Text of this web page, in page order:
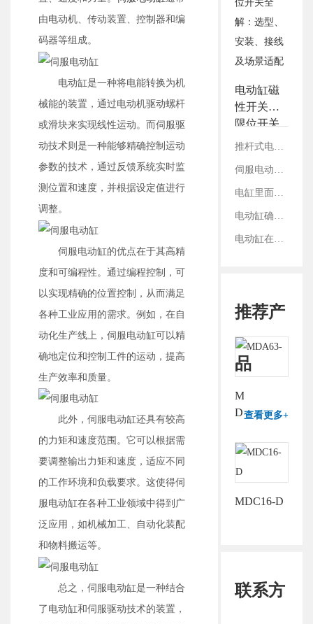
由电动机、传动装置、控制器和编
码器等组成。
电动缸是一种将电能转换为机
械能的装置，通过电动机驱动螺杆
或滑块来实现线性运动。而伺服驱
动技术则是一种能够精确控制运动
参数的技术，通过反馈系统实时监
测位置和速度，并根据设定值进行
调整。
伺服电动缸的优点在于其高精
度和可编程性。通过编程控制，可
以实现精确的位置控制，从而满足
各种工业应用的需求。例如，在自
动化生产线上，伺服电动缸可以精
确地定位和控制工件的运动，提高
生产效率和质量。
此外，伺服电动缸还具有较高
的力矩和速度范围。它可以根据需
要调整输出力矩和速度，适应不同
的工作环境和负载要求。这使得伺
服电动缸在各种工业领域中得到广
泛应用，如机械加工、自动化装配
和物料搬运等。
总之，伺服电动缸是一种结合
了电动缸和伺服驱动技术的装置，
电动缸磁
性开关与
限位开关
全解：选
装、接线
及场景适
推杆式电缸与滑台式电缸：结构、性能及适用领域对比
伺服电动缸在切割设备上的应用案例
电缸里面的丝杠是如何固定的？
电动缸确定减速比：看电机参数还是丝杠参数？
电动缸在工业内胀轴测试领域的应用
推荐产
品
查看更多+
MDA63-
D
MDC16-D
联系方
料